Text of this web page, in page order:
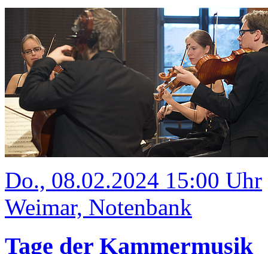
Do., 08.02.2024 15:00 Uhr
Weimar, Notenbank
Tage der Kammermusik